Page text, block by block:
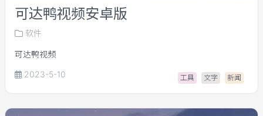
可达鸭视频安卓版
软件
可达鸭视频
2023-5-10
工具 文字 新闻